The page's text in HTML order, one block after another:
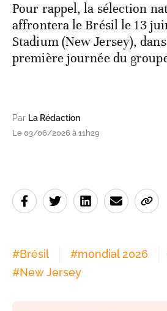
Pour rappel, la sélection
affrontera le Brésil le 13
Stadium (New Jersey),
première journée du
Par La Rédaction
Le 03/06/2026 à 11h29
#Brésil #mondial 2026
#New Jersey